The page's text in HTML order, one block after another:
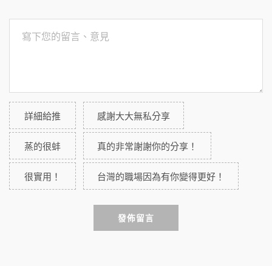
詳細給推 感謝大大無私分享
蒸的很蚌 真的非常謝謝你的分享！
很實用！ 台灣的職場因為有你變得更好！
發佈留言